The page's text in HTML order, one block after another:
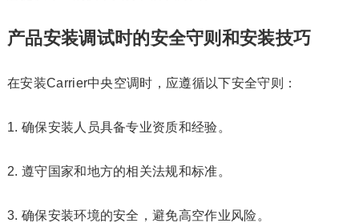
产品安装调试时的安全守则和安装技巧
在安装Carrier中央空调时，应遵循以下安全守则：
1. 确保安装人员具备专业资质和经验。
2. 遵守国家和地方的相关法规和标准。
3. 确保安装环境的安全，避免高空作业风险。